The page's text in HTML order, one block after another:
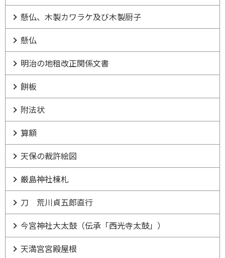
懸仏、木製カワラケ及び木製厨子
懸仏
明治の地租改正関係文書
餅板
附法状
算額
天保の裁許絵図
厳島神社棟札
刀 荒川貞五郎直行
今宮神社大太鼓（伝承「西光寺太鼓」）
天満宮宮殿屋根